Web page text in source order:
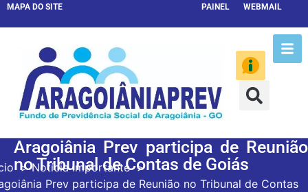
MAPA DO SITE PAINEL WEBMAIL
Aragoiânia Prev participa de Reunião
no Tribunal de Contas de Goiás
Notícia Importante
Prev participa de Reunião no Tribunal de Contas